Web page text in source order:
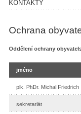
KONTAKTY
Ochrana
Oddělení ochrany
jméno
plk. PhDr. Michal Friedrich
sekretariát